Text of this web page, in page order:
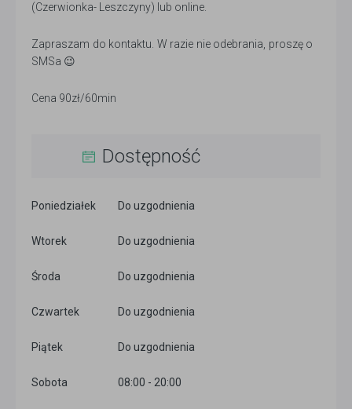
(Czerwionka- Leszczyny) lub online.
Zapraszam do kontaktu. W razie nie odebrania, proszę o
SMSa 😉
Cena 90zł/60min
Dostępność
Poniedziałek Do uzgodnienia
Wtorek Do uzgodnienia
Środa Do uzgodnienia
Czwartek Do uzgodnienia
Piątek Do uzgodnienia
Sobota 08:00 - 20:00